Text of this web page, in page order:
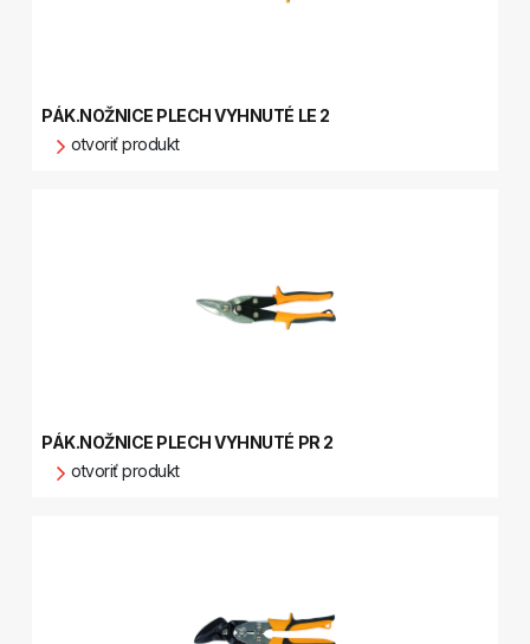
PÁK.NOŽNICE PLECH VYHNUTÉ LE 2
otvoriť produkt
PÁK.NOŽNICE PLECH VYHNUTÉ PR 2
otvoriť produkt